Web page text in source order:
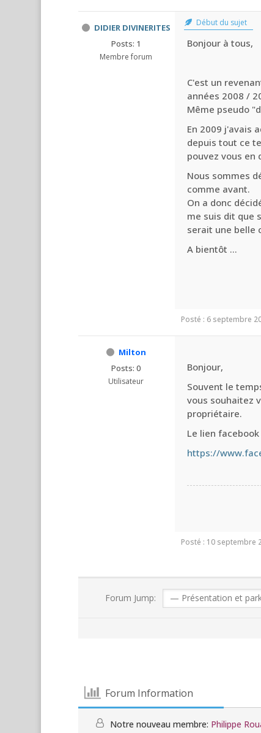
DIDIER DIVINERITES
Posts: 1
Membre forum
Début du sujet
Bonjour à tous,
C'est un
années 2008 /
Même pseudo
En 2009 j'avais
depuis tout ce
pouvez vous en
Nous sommes
comme avant.
On a donc
me suis dit que
serait une belle
A bientôt ...
Posté : 6 septembre
Milton
Posts: 0
Utilisateur
Bonjour,
Souvent le
vous souhaitez
propriétaire.
Le lien
https://
Posté : 10 septembre
Forum Jump:
Forum Information
Notre nouveau membre: Philippe